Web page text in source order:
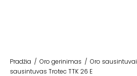
Pradžia / Oro gerinimas / Oro sausintuvai
sausintuvas Trotec TTK 26 E